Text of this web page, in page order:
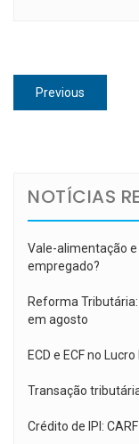
de
Previous
post:
NOTÍCIAS
Vale-alimentação
empregado?
Reforma
em agosto
ECD e ECF no
Transação
Crédito de IPI: